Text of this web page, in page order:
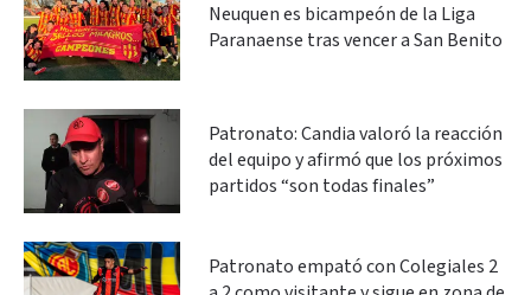
Neuquen es bicampeón de la Liga
Paranaense tras vencer a San Benito
Patronato: Candia valoró la reacción
del equipo y afirmó que los próximos
partidos “son todas finales”
Patronato empató con Colegiales 2